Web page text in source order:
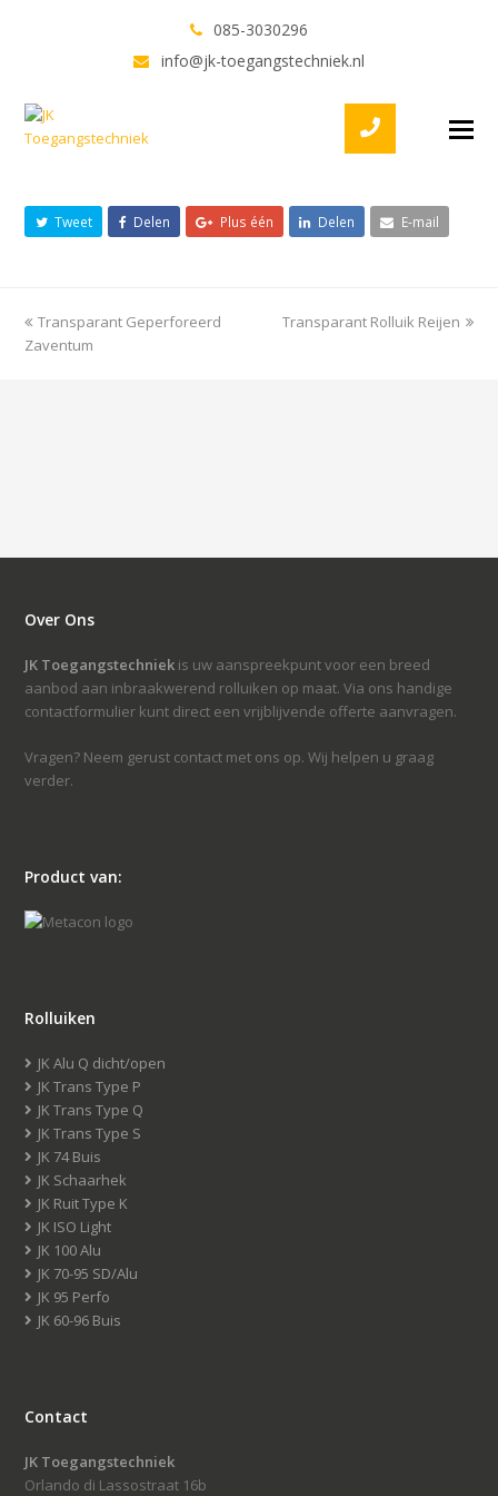
085-3030296
info@jk-toegangstechniek.nl
Youtube
Transparant Rolluik
Den Bosch
Tweet Delen Plus één Delen E-mail
previous
post:
Transparant Geperforeerd
Zaventum
next
Transparant Rolluik Reijen
Over Ons
JK Toegangstechniek is uw aanspreekpunt voor een breed
aanbod aan inbraakwerend rolluiken op maat. Via ons handige
contactformulier kunt direct een vrijblijvende offerte aanvragen.
Vragen? Neem gerust contact met ons op. Wij helpen u graag
verder.
Product van:
Rolluiken
JK Alu Q dicht/open
JK Trans Type P
JK Trans Type Q
JK Trans Type S
JK 74 Buis
JK Schaarhek
JK Ruit Type K
JK ISO Light
JK 100 Alu
JK 70-95 SD/Alu
JK 95 Perfo
JK 60-96 Buis
Contact
JK Toegangstechniek
Orlando di Lassostraat 16b